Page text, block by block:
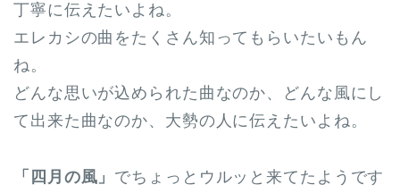
丁寧に伝えたいよね。
エレカシの曲をたくさん知ってもらいたいもん
ね。
どんな思いが込められた曲なのか、どんな風にし
て出来た曲なのか、大勢の人に伝えたいよね。
「四月の風」 でちょっとウルッと来てたようです